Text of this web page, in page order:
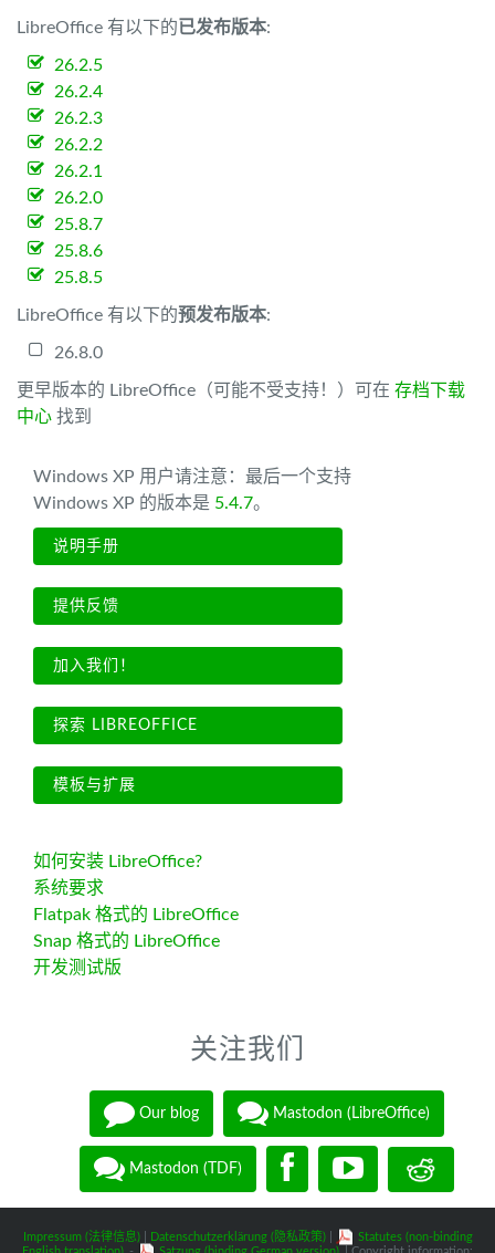
LibreOffice 有以下的已发布版本:
26.2.5
26.2.4
26.2.3
26.2.2
26.2.1
26.2.0
25.8.7
25.8.6
25.8.5
LibreOffice 有以下的预发布版本:
26.8.0
更早版本的 LibreOffice（可能不受支持！）可在 存档下载
中心 找到
Windows XP 用户请注意：最后一个支持
Windows XP 的版本是 5.4.7。
说明手册
提供反馈
加入我们！
探索 LIBREOFFICE
模板与扩展
如何安装 LibreOffice?
系统要求
Flatpak 格式的 LibreOffice
Snap 格式的 LibreOffice
开发测试版
关注我们
Our blog Mastodon (LibreOffice)
Mastodon (TDF)
Impressum (法律信息)| Datenschutzerklärung (隐私政策)|
Statutes (non-binding